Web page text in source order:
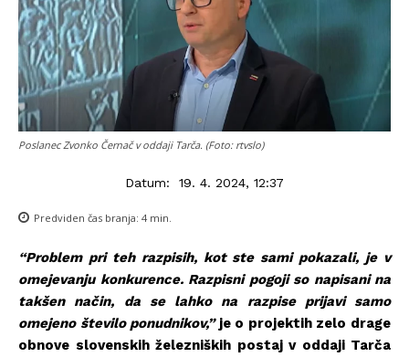
Poslanec Zvonko Černač v oddaji Tarča. (Foto: rtvslo)
Datum: 19. 4. 2024, 12:37
Predviden čas branja: 4 min.
“Problem pri teh razpisih, kot ste sami pokazali, je v
omejevanju konkurence. Razpisni pogoji so napisani na
takšen način, da se lahko na razpise prijavi samo
omejeno število ponudnikov,”je o projektihzelo drage
obnove slovenskih železniških postaj v oddaji Tarča